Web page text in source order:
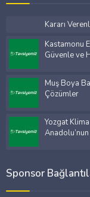
Kararı
Kastamonu
Güvenle ve
Muş Boya
Çözümler
Yozgat
Sponsor